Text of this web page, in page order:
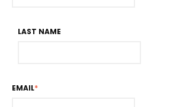
LAST NAME
EMAIL*